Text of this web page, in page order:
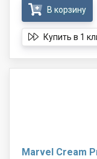
В корзину
Купить в 1
Marvel Cream